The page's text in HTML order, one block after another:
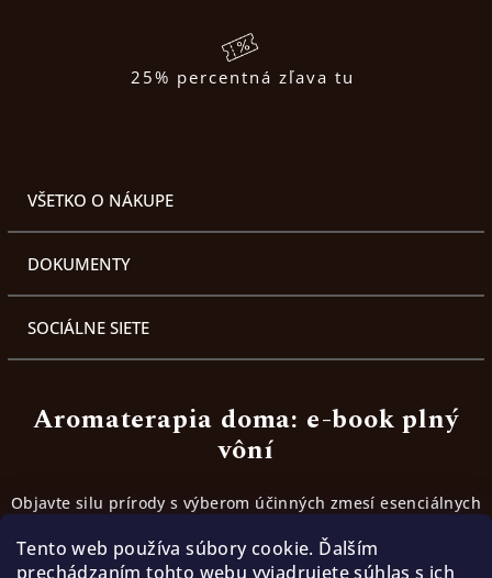
Tento web používa súbory cookie. Ďalším
prechádzaním tohto webu vyjadrujete súhlas s ich
25% percentná zľava tu
VŠETKO O NÁKUPE
DOKUMENTY
SOCIÁLNE SIETE
Aromaterapia doma: e-book plný
vôní
Objavte silu prírody s výberom účinných zmesí esenciálnych